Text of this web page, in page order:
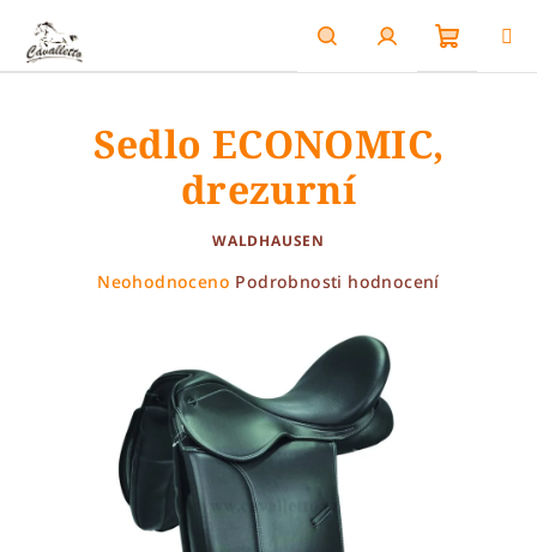
obsah
HledatPřihlášení
Sedlo ECONOMIC,
drezurní
WALDHAUSEN
Průměrné
hvězdiček.
Neohodnoceno Podrobnosti hodnocení